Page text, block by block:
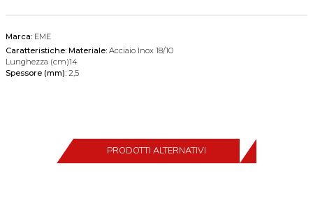
Marca: EME
Caratteristiche: Materiale: Acciaio Inox 18/10
Lunghezza (cm)14
Spessore (mm): 2,5
PRODOTTI ALTERNATIVI